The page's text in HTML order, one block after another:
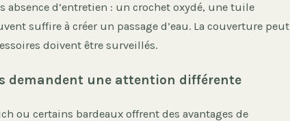
absence d’entretien : un crochet oxydé, une tuile
suffire à créer un passage d’eau. La couverture peut
doivent être surveillés.
demandent une attention différente
ou certains bardeaux offrent des avantages de